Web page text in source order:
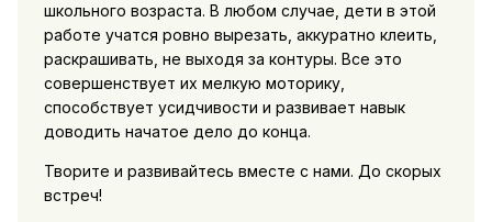
школьного возраста. В любом случае, дети в этой
работе учатся ровно вырезать, аккуратно клеить,
раскрашивать, не выходя за контуры. Все это
совершенствует их мелкую моторику,
способствует усидчивости и развивает навык
доводить начатое дело до конца.
Творите и развивайтесь вместе с нами. До скорых
встреч!